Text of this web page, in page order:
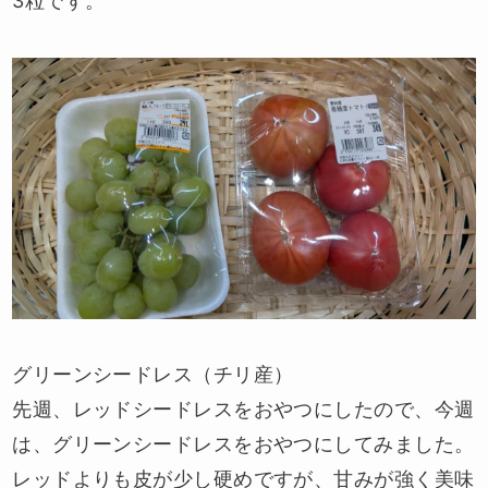
グリーンシードレス（チリ産）
先週、レッドシードレスをおやつにしたので、今週
は、グリーンシードレスをおやつにしてみました。
レッドよりも皮が少し硬めですが、甘みが強く美味